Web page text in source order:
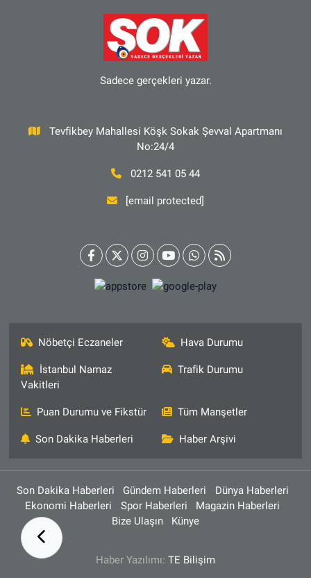
Sadece gerçekleri yazar.
Tevfikbey Mahallesi Köşk Sokak Şevval Apartmanı
No:24/4
0212 541 05 44
[email protected]
Nöbetçi Eczaneler Hava Durumu
İstanbul Namaz
Vakitleri
Trafik Durumu
Puan Durumu ve Fikstür Tüm Manşetler
Son Dakika Haberleri Haber Arşivi
Son Dakika Haberleri Gündem Haberleri
Dünya Haberleri
Ekonomi Haberleri
Spor Haberleri
Magazin Haberleri
Bize Ulaşın
Künye
Haber Yazılımı: TE Bilişim